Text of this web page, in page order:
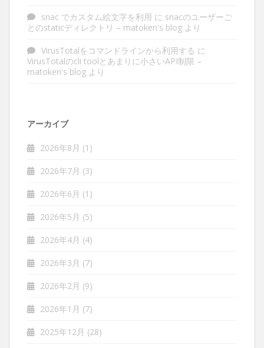
snac でカスタム絵文字を利用 に snacのユーザーご
とのstaticディレクトリ – matoken's blog より
VirusTotalをコマンドラインから利用する に
VirusTotalのcli toolとあまりに小さいAPI制限 –
matoken's blog より
アーカイブ
2026年8月 (1)
2026年7月 (3)
2026年6月 (1)
2026年5月 (5)
2026年4月 (4)
2026年3月 (7)
2026年2月 (9)
2026年1月 (7)
2025年12月 (28)